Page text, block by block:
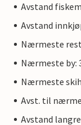
Avstand
Avstand
Nærmeste
Nærmeste by:
Nærmeste
Avst. til
Avstand